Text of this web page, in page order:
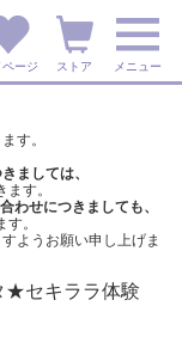
ージ ストア メニュー
す。
ましては、
す。
わせにつきましても、
。
ようお願い申し上げま
★セキララ体験